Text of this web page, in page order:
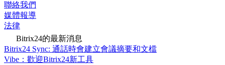
聯絡我們
媒體報導
法律
Bitrix24的最新消息
Bitrix24 Sync: 通話時會建立會議摘要和文檔
Vibe：歡迎Bitrix24新工具